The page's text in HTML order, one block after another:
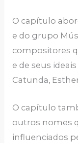
O capítulo
e do grupo
compositores
e de seus
Catunda,
O capítulo
outros nomes
influenciados